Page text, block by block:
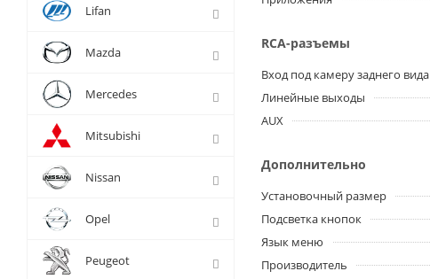
RCA-разъемы
Вход под камеру заднего вида
Линейные выходы
AUX
Дополнительно
Установочный размер
Подсветка кнопок
Язык меню
Производитель
Lifan
Mazda
Mercedes
Mitsubishi
Nissan
Opel
Peugeot